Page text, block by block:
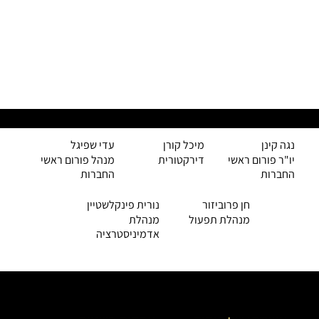
נגה קינן
יו"ר פורום ראשי
החברות
מיכל קורן
דירקטורית
עדי שפיגל
מנהל פורום ראשי
החברות
חן פרוביזור
מנהלת תפעול
נורית פינקלשטיין
מנהלת
אדמיניסטרציה